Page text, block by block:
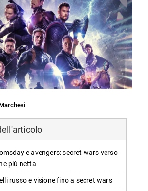
e avengers: secret wars verso
più netta
russo e visione fino a secret wars